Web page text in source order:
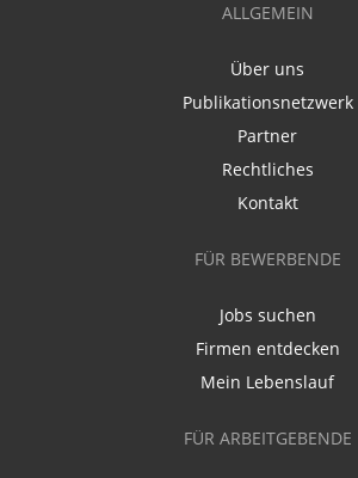
ALLGEMEIN
Über uns
Publikationsnetzwerk
Partner
Rechtliches
Kontakt
FÜR BEWERBENDE
Jobs suchen
Firmen entdecken
Mein Lebenslauf
FÜR ARBEITGEBENDE